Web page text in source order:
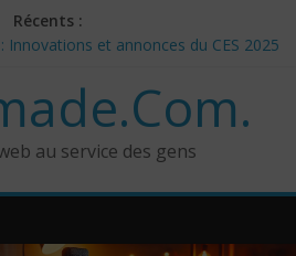
Récents :
Innovations et annonces du CES 2025
politiciens Canadiens pour Donald
Mondiale et Défis Éthiques
sur 2 mois d’utilisation
– jour 5
au service des gens